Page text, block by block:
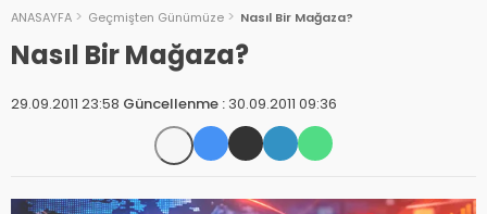
ANASAYFA Geçmişten Günümüze Nasıl Bir Mağaza?
Nasıl Bir Mağaza?
29.09.2011 23:58 Güncellenme : 30.09.2011 09:36